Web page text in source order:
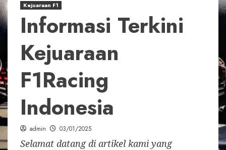
Kejuaraan F1
Informasi Terkini
Kejuaraan
F1Racing
Indonesia
admin 03/01/2025
Selamat datang di artikel kami yang